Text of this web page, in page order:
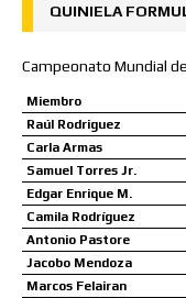
QUINIELA
Campeonato Mundial
Miembro
Raúl Rodriguez
Carla Armas
Samuel Torres Jr.
Edgar Enrique M.
Camila Rodríguez
Antonio Pastore
Jacobo Mendoza
Marcos Felairan